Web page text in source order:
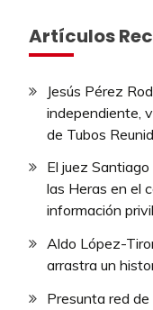
Artículos
Jesús Pérez
independiente,
de Tubos
El juez
las Heras en el
información
Aldo López-
arrastra un
Presunta red